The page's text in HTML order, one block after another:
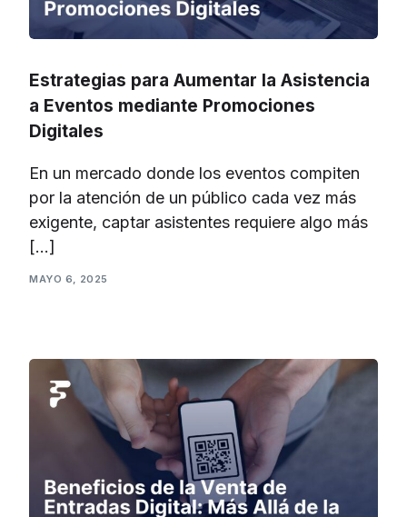
Estrategias para Aumentar la Asistencia
a Eventos mediante Promociones
Digitales
En un mercado donde los eventos compiten
por la atención de un público cada vez más
exigente, captar asistentes requiere algo más
[…]
MAYO 6, 2025